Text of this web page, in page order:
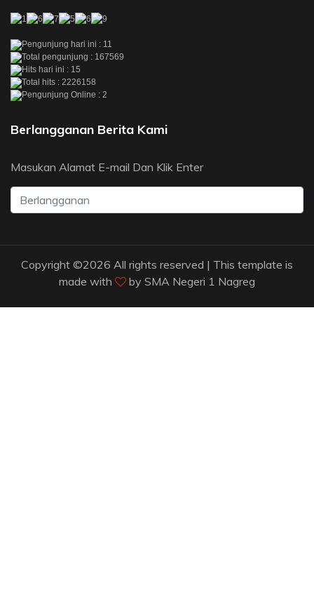
Pengunjung hari ini : 11
Total pengunjung : 167569
Hits hari ini : 15
Total hits : 2226158
Pengunjung Online : 2
Berlangganan Berita Kami
Masukan Alamat E-mail Dan Klik Enter
Copyright ©2026 All rights reserved | This template is
made with
by SMA Negeri 1 Nagreg